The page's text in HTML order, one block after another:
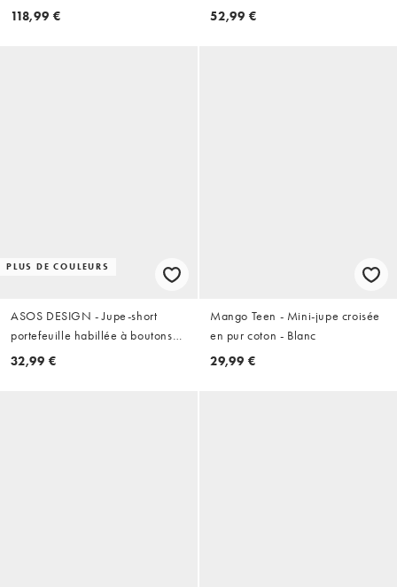
noués à l'avant - Blanc
118,99 €
52,99 €
PLUS DE COULEURS
ASOS DESIGN - Jupe-short
portefeuille habillée à boutons
dorés - Kaki
32,99 €
Mango Teen - Mini-jupe croisée
en pur coton - Blanc
29,99 €